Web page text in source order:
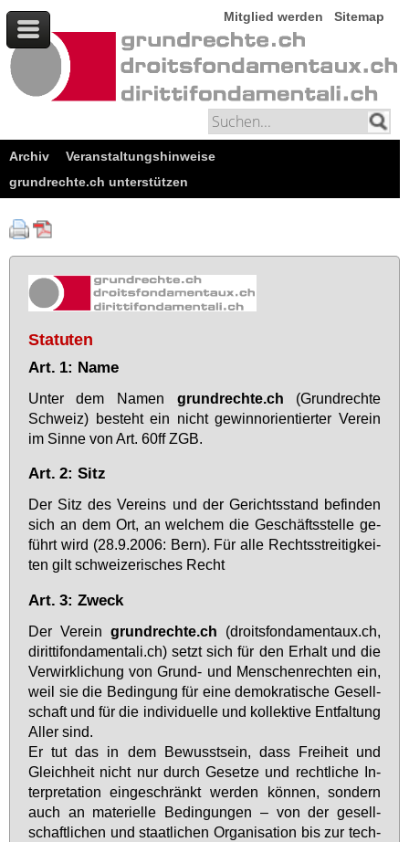
Mitglied werden Sitemap
Archiv
Veranstaltungshinweise
grundrechte.ch unterstützen
Statuten
Art. 1: Name
Un­ter dem Na­men grund­rech­te.ch (Grund­rech­te
Schweiz) be­steht ein nicht ge­winn­ori­en­tier­ter Ver­ein
im Sin­ne von Art. 60ff ZGB.
Art. 2: Sitz
Der Sitz des Ver­eins und der Ge­richts­stand be­fin­den
sich an dem Ort, an wel­chem die Ge­schäfts­stel­le ge­
führt wird (28.9.2006: Bern). Für al­le Rechts­strei­tig­kei­
ten gilt schwei­ze­ri­sches Recht
Art. 3: Zweck
Der Ver­eingrund­rech­te.ch (droits­fon­da­men­taux.ch,
di­rit­ti­fon­da­men­ta­li.ch) setzt sich für den Er­halt und die
Ver­wirk­li­chung von Grund- und Men­schen­rech­ten ein,
weil sie die Be­din­gung für ei­ne de­mo­kra­ti­sche Ge­sell­
schaft und für die in­di­vi­du­el­le und kol­lek­ti­ve Ent­fal­tung
Al­ler sind.
Er tut das in dem Be­wusst­sein, dass Frei­heit und
Gleich­heit nicht nur durch Ge­set­ze und recht­li­che In­
ter­pre­ta­ti­on ein­ge­schränkt wer­den kön­nen, son­dern
auch an ma­te­ri­el­le Be­din­gun­gen – von der ge­sell­
schaft­li­chen und staat­li­chen Or­ga­ni­sa­ti­on bis zur tech­